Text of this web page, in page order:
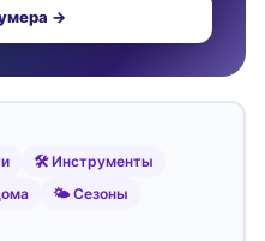
→
🛠️ Инструменты
🌤️ Сезоны